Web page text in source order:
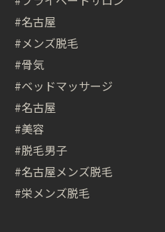
#名古屋
#メンズ脱毛
#骨気
#ベッドマッサージ
#名古屋
#美容
#脱毛男子
#名古屋メンズ脱毛
#栄メンズ脱毛